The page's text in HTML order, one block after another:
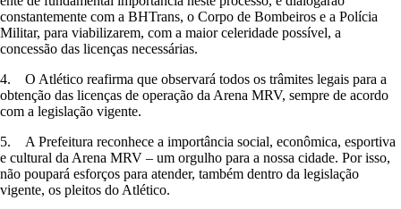
constantemente com a BHTrans, o Corpo de Bombeiros e a Polícia
Militar, para viabilizarem, com a maior celeridade possível, a
concessão das licenças necessárias.
4. O Atlético reafirma que observará todos os trâmites legais para a
obtenção das licenças de operação da Arena MRV, sempre de acordo
com a legislação vigente.
5. A Prefeitura reconhece a importância social, econômica, esportiva
e cultural da Arena MRV – um orgulho para a nossa cidade. Por isso,
não poupará esforços para atender, também dentro da legislação
vigente, os pleitos do Atlético.